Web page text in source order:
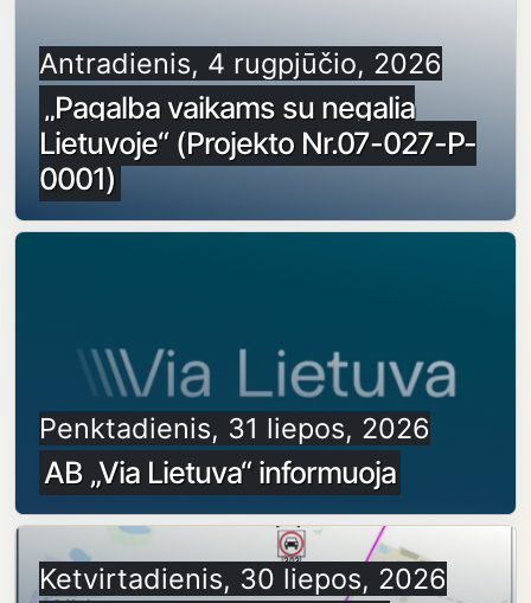
Antradienis, 4 rugpjūčio, 2026
„Pagalba vaikams su negalia
Lietuvoje“ (Projekto Nr.07-027-P-
0001)
Penktadienis, 31 liepos, 2026
AB „Via Lietuva“ informuoja
Ketvirtadienis, 30 liepos, 2026